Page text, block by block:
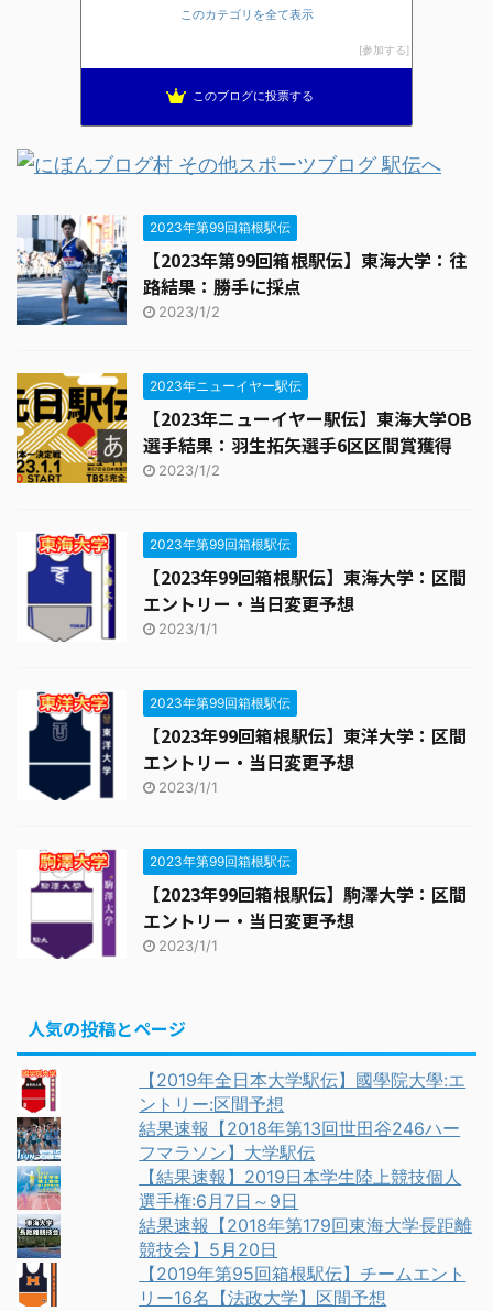
にっきのもと２００７
このカテゴリを全て表示
参加する
このブログに投票する
2023年第99回箱根駅伝
【2023年第99回箱根駅伝】東海大学：往
路結果：勝手に採点
2023/1/2
2023年ニューイヤー駅伝
【2023年ニューイヤー駅伝】東海大学OB
選手結果：羽生拓矢選手6区区間賞獲得
2023/1/2
2023年第99回箱根駅伝
【2023年99回箱根駅伝】東海大学：区間
エントリー・当日変更予想
2023/1/1
2023年第99回箱根駅伝
【2023年99回箱根駅伝】東洋大学：区間
エントリー・当日変更予想
2023/1/1
2023年第99回箱根駅伝
【2023年99回箱根駅伝】駒澤大学：区間
エントリー・当日変更予想
2023/1/1
人気の投稿とページ
【2019年全日本大学駅伝】國學院大學:エ
ントリー:区間予想
結果速報【2018年第13回世田谷246ハー
フマラソン】大学駅伝
【結果速報】2019日本学生陸上競技個人
選手権:6月7日～9日
結果速報【2018年第179回東海大学長距離
競技会】5月20日
【2019年第95回箱根駅伝】チームエント
リー16名【法政大学】区間予想